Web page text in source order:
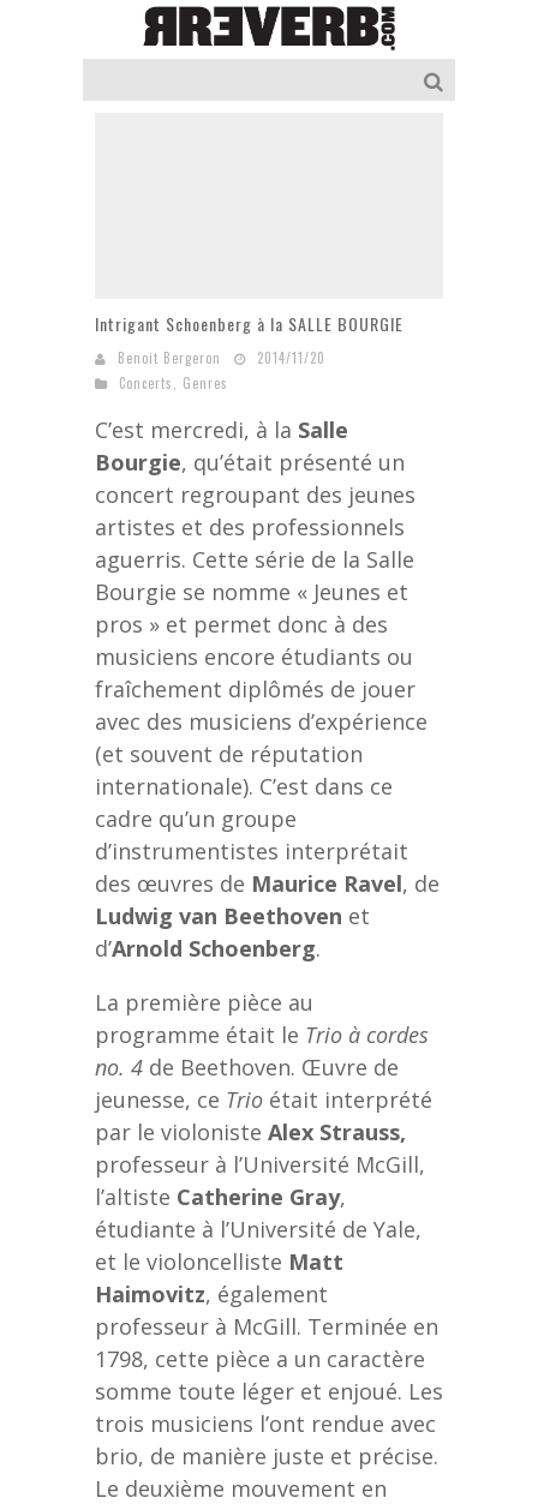
Intrigant Schoenberg à la SALLE BOURGIE
Benoit Bergeron
2014/11/20
Concerts
Genres
C’est mercredi, à la Salle
Bourgie, qu’était présenté un
concert regroupant des jeunes
artistes et des professionnels
aguerris. Cette série de la Salle
Bourgie se nomme « Jeunes et
pros » et permet donc à des
musiciens encore étudiants ou
fraîchement diplômés de jouer
avec des musiciens d’expérience
(et souvent de réputation
internationale). C’est dans ce
cadre qu’un groupe
d’instrumentistes interprétait
des œuvres de Maurice Ravel, de
Ludwig van Beethoven et
d’Arnold Schoenberg.
La première pièce au
programme était le Trio à cordes
no. 4 de Beethoven. Œuvre de
jeunesse, ce Trio était interprété
par le violoniste Alex Strauss,
professeur à l’Université McGill,
l’altiste Catherine Gray,
étudiante à l’Université de Yale,
et le violoncelliste Matt
Haimovitz, également
professeur à McGill. Terminée en
1798, cette pièce a un caractère
somme toute léger et enjoué. Les
trois musiciens l’ont rendue avec
brio, de manière juste et précise.
Le deuxième mouvement en